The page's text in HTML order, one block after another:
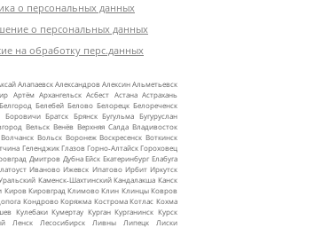
о персональных данных
о персональных данных
на обработку перс.данных
АлапаевскАлександровАлексинАльметьевск
Артём Архангельск Асбест Астана Астрахань
Белгород Белебей Белово Белорецк Белореченск
Боровичи Братск Брянск Бугульма Бугуруслан
Вельск Венёв Верхняя Салда Владивосток
Волчанск Вольск Воронеж Воскресенск Воткинск
Геленджик Глазов Горно‑АлтайскГороховец
Дмитров Дубна Ейск Екатеринбург Елабуга
Иваново Ижевск Ипатово Ирбит Иркутск
Каменск‑Шахтинский Кандалакша Канск
Киров Кировград Климово Клин Клинцы Ковров
Кондрово Коряжма Кострома Котлас Кохма
Кулебаки Кумертау Курган Курганинск Курск
Ленск Лесосибирск Ливны Липецк Лиски